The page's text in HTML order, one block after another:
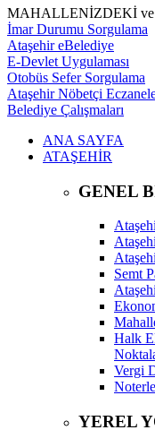
MAHALLENİZDEKİ
İmar Durumu Sorgulama
Ataşehir eBelediye
E-Devlet Uygulaması
Otobüs Sefer Sorgulama
Ataşehir Nöbetçi
Belediye Çalışmaları
ANA SAYFA
ATAŞEHİR
GENEL
Semt
Halk
Vergi
YEREL